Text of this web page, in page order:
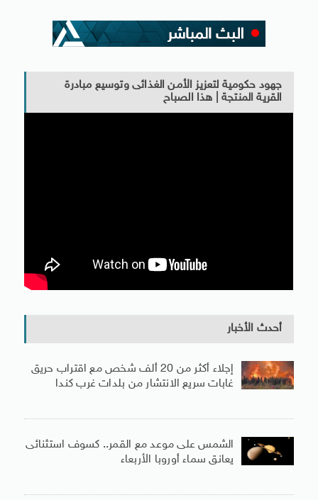
جهود حكومية لتعزيز الأمن الغذائى وتوسيع مبادرة
القرية المنتجة | هذا الصباح
أحدث الأخبار
إجلاء أكثر من 20 ألف شخص مع اقتراب حريق
غابات سريع الانتشار من بلدات غرب كندا
الشمس على موعد مع القمر.. كسوف استثنائى
يعانق سماء أوروبا الأربعاء